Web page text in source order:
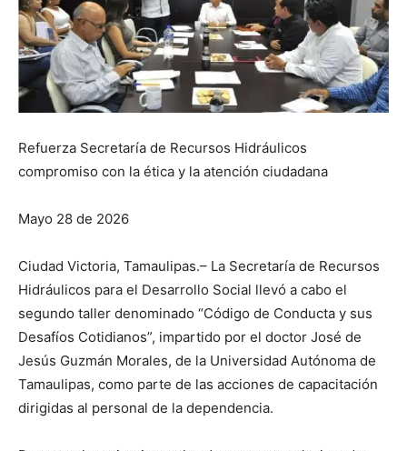
Refuerza Secretaría de Recursos Hidráulicos
compromiso con la ética y la atención ciudadana
Mayo 28 de 2026
Ciudad Victoria, Tamaulipas.– La Secretaría de Recursos
Hidráulicos para el Desarrollo Social llevó a cabo el
segundo taller denominado “Código de Conducta y sus
Desafíos Cotidianos”, impartido por el doctor José de
Jesús Guzmán Morales, de la Universidad Autónoma de
Tamaulipas, como parte de las acciones de capacitación
dirigidas al personal de la dependencia.